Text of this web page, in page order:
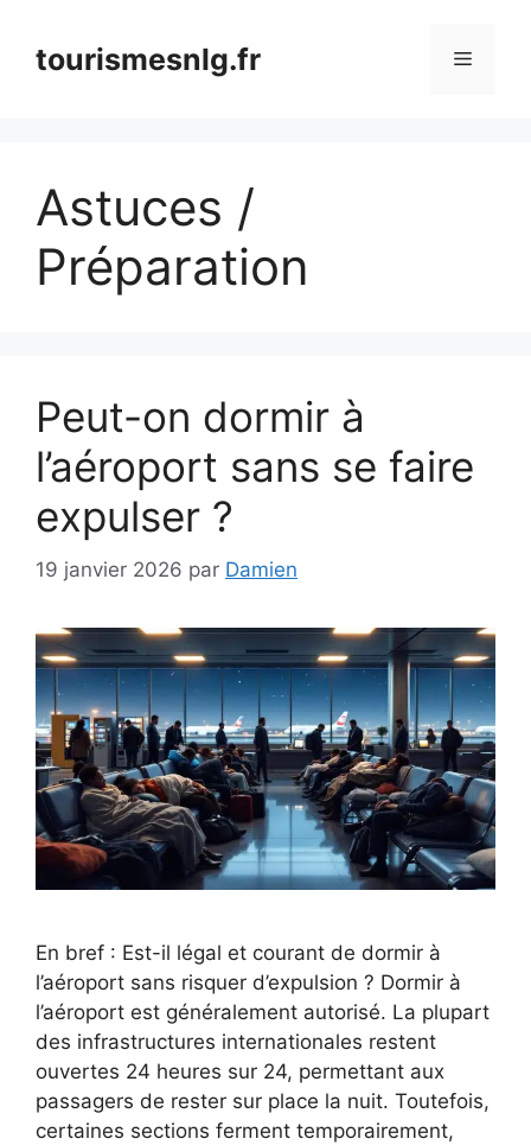
contenutourismesnlg.fr Menu
Astuces /
Préparation
Peut-on dormir à
l’aéroport sans se faire
expulser ?
19 janvier 2026 par Damien
En bref : Est-il légal et courant de dormir à
l’aéroport sans risquer d’expulsion ? Dormir à
l’aéroport est généralement autorisé. La plupart
des infrastructures internationales restent
ouvertes 24 heures sur 24, permettant aux
passagers de rester sur place la nuit. Toutefois,
certaines sections ferment temporairement,